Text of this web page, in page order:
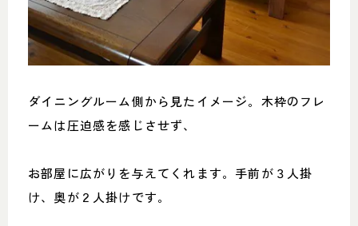
ダイニングルーム側から見たイメージ。木枠のフレ
ームは圧迫感を感じさせず、
お部屋に広がりを与えてくれます。手前が３人掛
け、奥が２人掛けです。